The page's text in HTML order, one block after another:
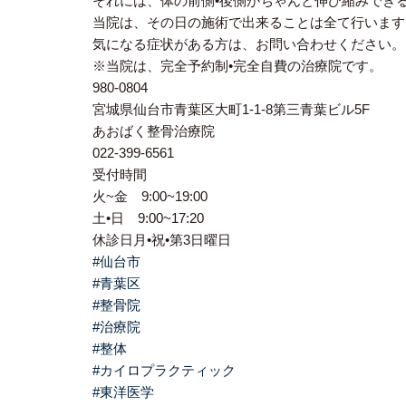
当院は、その日の施術で出来ることは全て行います
気になる症状がある方は、お問い合わせください。
※当院は、完全予約制•完全自費の治療院です。
980-0804
宮城県仙台市青葉区大町1-1-8第三青葉ビル5F
あおばく整骨治療院
022-399-6561
受付時間
火~金 9:00~19:00
土•日 9:00~17:20
休診日月•祝•第3日曜日
#仙台市
#青葉区
#整骨院
#治療院
#整体
#カイロプラクティック
#東洋医学